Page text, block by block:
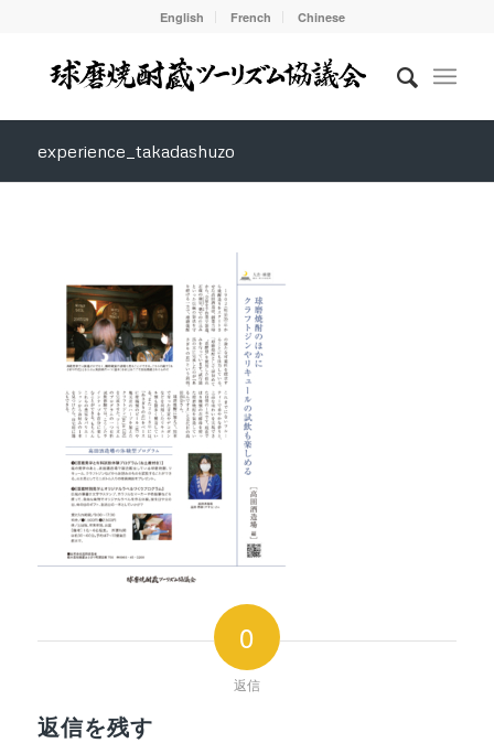
English French Chinese
experience_takadashuzo
0
返信
返信を残す